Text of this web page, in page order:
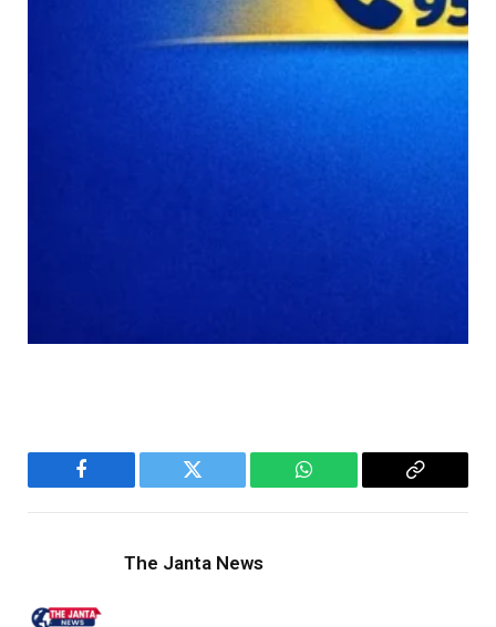
Facebook Twitter WhatsApp
Copy
The Janta News